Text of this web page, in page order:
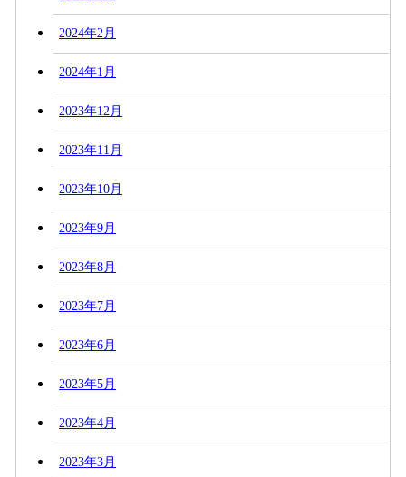
2024年2月
2024年1月
2023年12月
2023年11月
2023年10月
2023年9月
2023年8月
2023年7月
2023年6月
2023年5月
2023年4月
2023年3月